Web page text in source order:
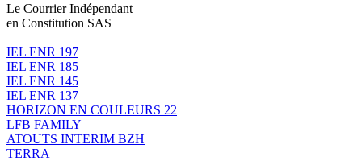
Le Courrier Indépendant
en Constitution SAS
IEL ENR 197
IEL ENR 185
IEL ENR 145
IEL ENR 137
HORIZON EN COULEURS 22
LFB FAMILY
ATOUTS INTERIM BZH
TERRA